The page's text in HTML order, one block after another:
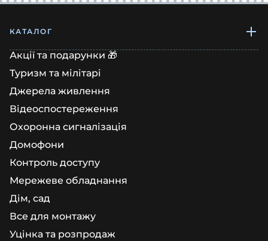
КАТАЛОГ
Акції та подарунки 🎁
Туризм та мілітарі
Джерела живлення
Відеоспостереження
Охоронна сигналізація
Домофони
Контроль доступу
Мережеве обладнання
Дім, сад
Все для монтажу
Уцінка та розпродаж